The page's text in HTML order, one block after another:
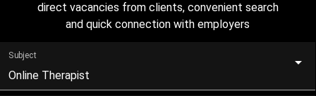
direct vacancies from clients, convenient search
and quick connection with employers
Subject
Online Therapist